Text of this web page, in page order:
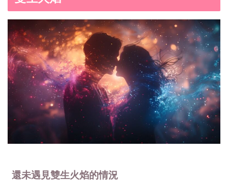
還未遇見雙生火焰的情況